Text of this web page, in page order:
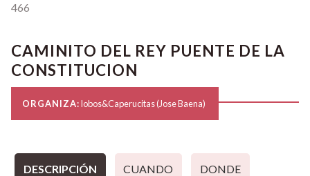
466
CAMINITO DEL REY PUENTE DE LA
CONSTITUCION
ORGANIZA:lobos&Caperucitas (Jose Baena)
DESCRIPCIÓN CUANDO DONDE